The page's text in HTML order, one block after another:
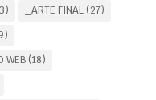
_ARTE FINAL(27)
WEB(18)